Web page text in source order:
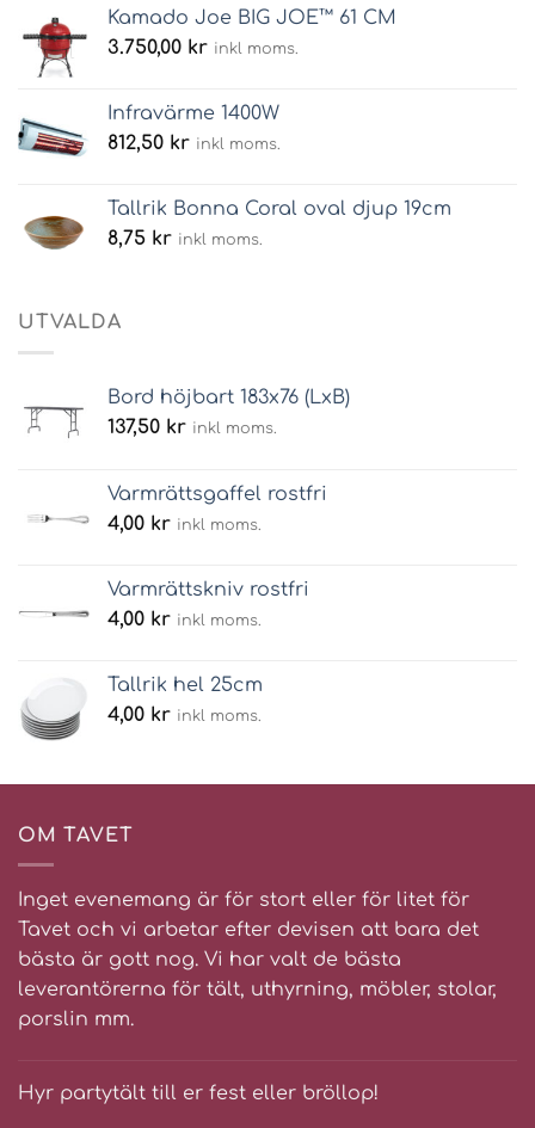
Kamado Joe BIG JOE™ 61 CM
3.750,00 kr inkl moms.
Infravärme 1400W
812,50 kr inkl moms.
Tallrik Bonna Coral oval djup 19cm
8,75 kr inkl moms.
UTVALDA
Bord höjbart 183x76 (LxB)
137,50 kr inkl moms.
Varmrättsgaffel rostfri
4,00 kr inkl moms.
Varmrättskniv rostfri
4,00 kr inkl moms.
Tallrik hel 25cm
4,00 kr inkl moms.
OM TAVET
Inget evenemang är för stort eller för litet för
Tavet och vi arbetar efter devisen att bara det
bästa är gott nog. Vi har valt de bästa
leverantörerna för tält, uthyrning, möbler, stolar,
porslin mm.
Hyr partytält till er fest eller bröllop!